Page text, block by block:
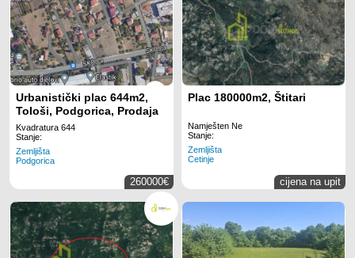
Urbanistički plac 644m2,
Tološi, Podgorica, Prodaja
Kvadratura 644
Stanje:
Zemljišta
Podgorica
260000€
Plac 180000m2, Štitari
Namješten Ne
Stanje:
Zemljišta
Cetinje
cijena na upit